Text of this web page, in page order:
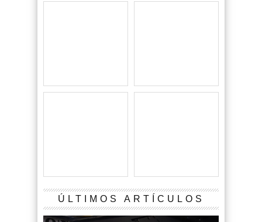
ÚLTIMOS ARTÍCULOS